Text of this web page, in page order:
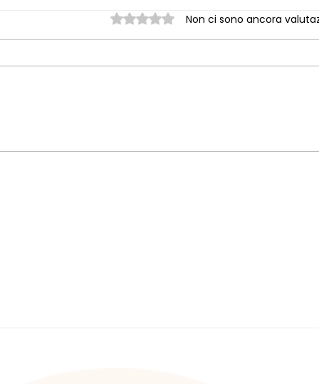
Valutazione 0 stelle su 5.
Non ci sono ancora